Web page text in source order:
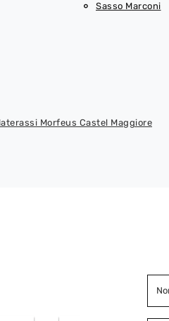
Sasso Marconi
Morfeus Castel Maggiore